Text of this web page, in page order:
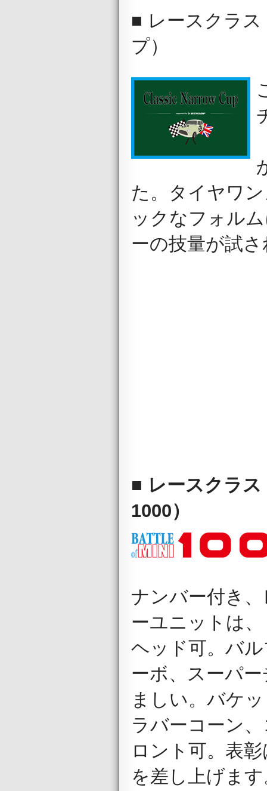
■ レースクラ
プ）
た。タイヤワ
ックなフォル
ーの技量が試
■ レースクラ
1000）
ナンバー付き
ーユニットは
ヘッド可。バ
ーボ、スーパ
ましい。バケ
ラバーコーン
ロント可。表
を差し上げま